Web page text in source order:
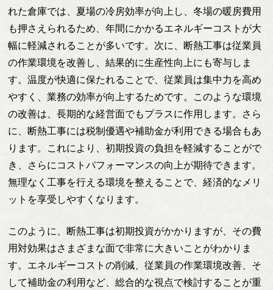
れた倉庫では、夏場の冷房効率が向上し、冬場の暖房費用
も押さえられるため、年間にかかるエネルギーコストが大
幅に軽減されることが多いです。次に、断熱工事は従業員
の作業環境を改善し、結果的に生産性向上にも寄与しま
す。温度が快適に保たれることで、従業員は集中力を高め
やすく、業務の効率が向上するためです。このような環境
の改善は、長期的な経営面でもプラスに作用します。さら
に、断熱工事には税制優遇や補助金が利用できる場合もあ
ります。これにより、初期投資の負担を軽減することがで
き、さらにコストパフォーマンスの向上が期待できます。
無理なく工事を行える環境を整えることで、経済的なメリ
ットを享受しやすくなります。
このように、断熱工事は初期投資がかかりますが、その費
用対効果はさまざまな面で非常に大きいことがわかりま
す。エネルギーコストの削減、従業員の作業環境改善、そ
して補助金の利用など、総合的な視点で検討することが重